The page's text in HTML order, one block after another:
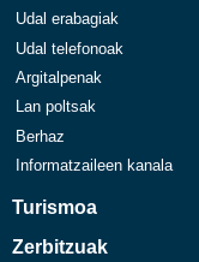
Udal erabagiak
Udal telefonoak
Argitalpenak
Lan poltsak
Berhaz
Informatzaileen kanala
Turismoa
Zerbitzuak